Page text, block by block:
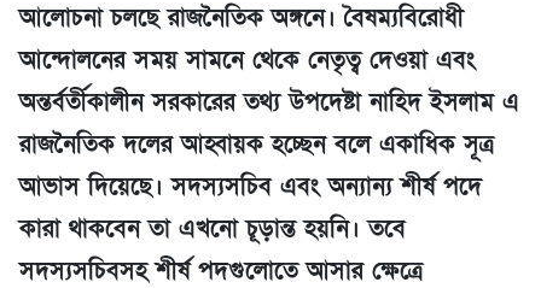
আলোচনা চলছে রাজনৈতিক অঙ্গনে। বৈষম্যবিরোধী
আন্দোলনের সময় সামনে থেকে নেতৃত্ব দেওয়া এবং
অন্তর্বর্তীকালীন সরকারের তথ্য উপদেষ্টা নাহিদ ইসলাম এ
রাজনৈতিক দলের আহ্বায়ক হচ্ছেন বলে একাধিক সূত্র
আভাস দিয়েছে। সদস্যসচিব এবং অন্যান্য শীর্ষ পদে
কারা থাকবেন তা এখনো চূড়ান্ত হয়নি। তবে
সদস্যসচিবসহ শীর্ষ পদগুলোতে আসার ক্ষেত্রে